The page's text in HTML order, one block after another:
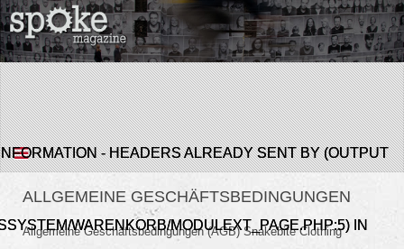
- HEADERS ALREADY SENT BY (OUTPUT
WARENKORB/MODULEXT_PAGE.PHP:5) IN
ALLGEMEINE GESCHÄFTSBEDINGUNGEN
Allgemeine Geschäftsbedingungen (AGB) Snakebite Clothing